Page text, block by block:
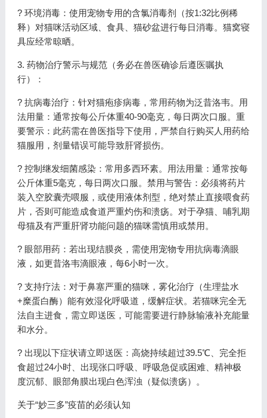
? 环境消毒：使用宠物专用的含氯消毒剂（按1:32比例稀
释）对猫咪活动区域、食具、猫砂盆进行每日消毒。猫窝寝
具应经常晾晒。
3. 药物治疗警示与规范（务必在兽医确诊后遵医嘱执
行）：
? 抗病毒治疗：针对猫疱疹病毒，常用药物为泛昔洛韦。用
法用量：通常按每公斤体重40-90毫克，每日两次口服。重
要警示：此药需在兽医指导下使用，严禁自行购买人用药给
猫服用，剂量错误可能导致肝肾损伤。
? 控制继发细菌感染：常用多西环素。用法用量：通常按每
公斤体重5毫克，每日两次口服。禁用与警告：必须将药片
装入空胶囊壳喂服，或使用液体剂型，绝对禁止直接喂食药
片，否则可能造成食道严重灼伤和溃疡。对于孕猫、哺乳期
母猫及有严重肝肾功能问题的猫咪需慎用或禁用。
? 眼部用药：若出现结膜炎，需使用宠物专用抗病毒滴眼
液，如更昔洛韦滴眼液，每6小时一次。
? 支持疗法：对于鼻塞严重的猫咪，雾化治疗（生理盐水
+糜蛋白酶）能有效湿化呼吸道，缓解症状。若猫咪完全无
法自主进食，需立即送医，可能需要进行静脉输液补充能量
和水分。
? 出现以下症状请立即送医：高烧持续超过39.5℃、完全拒
食超过24小时、出现张口呼吸、呼吸急促或困难、精神极
度沉郁、眼部角膜出现白色浑浊（疑似溃疡）。
关于“妙三多”疫苗的必须认知